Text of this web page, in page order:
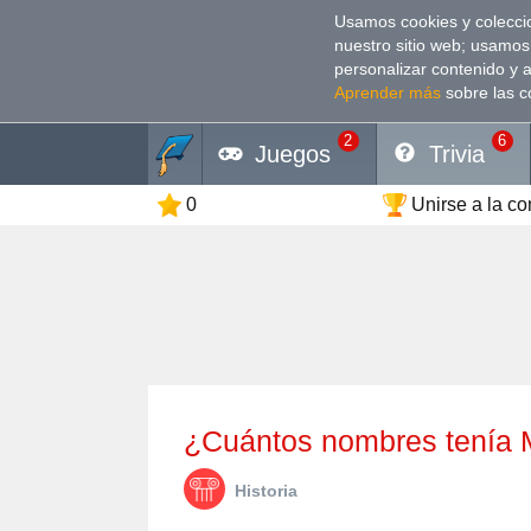
Usamos cookies y
nuestro sitio web;
personalizar contenido y
Aprender más sobre las
Juegos
2
Trivia
6
0 Unirse a la
¿Cuántos nombres
Historia